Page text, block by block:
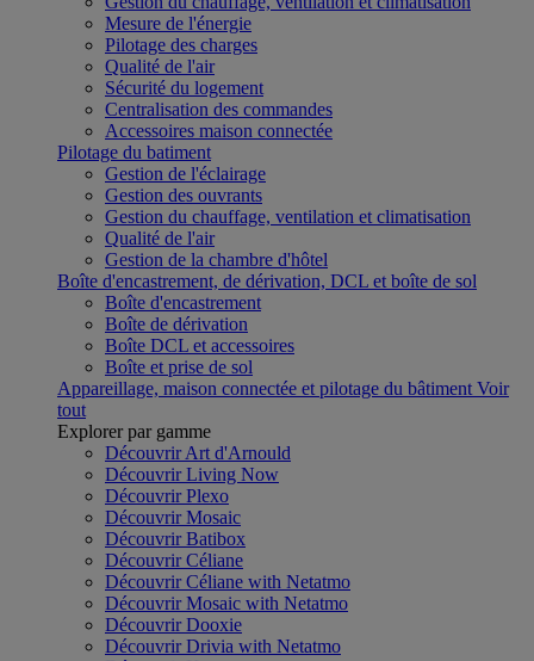
Mesure de l'énergie
Pilotage des charges
Qualité de l'air
Sécurité du logement
Centralisation des commandes
Accessoires maison connectée
Pilotage du batiment
Gestion de l'éclairage
Gestion des ouvrants
Gestion du chauffage, ventilation et climatisation
Qualité de l'air
Gestion de la chambre d'hôtel
Boîte d'encastrement, de dérivation, DCL et boîte de sol
Boîte d'encastrement
Boîte de dérivation
Boîte DCL et accessoires
Boîte et prise de sol
Appareillage, maison connectée et pilotage du bâtiment Voir
tout
Explorer par gamme
Découvrir Art d'Arnould
Découvrir Living Now
Découvrir Plexo
Découvrir Mosaic
Découvrir Batibox
Découvrir Céliane
Découvrir Céliane with Netatmo
Découvrir Mosaic with Netatmo
Découvrir Dooxie
Découvrir Drivia with Netatmo